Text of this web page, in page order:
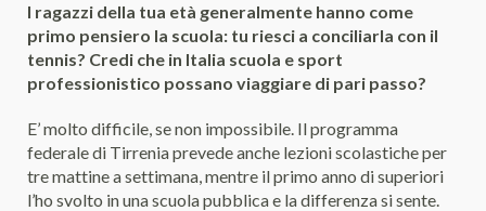
I ragazzi della tua età generalmente hanno come
primo pensiero la scuola: tu riesci a conciliarla con il
tennis? Credi che in Italia scuola e sport
professionistico possano viaggiare di pari passo?
E’ molto difficile, se non impossibile. Il programma
federale di Tirrenia prevede anche lezioni scolastiche per
tre mattine a settimana, mentre il primo anno di superiori
l’ho svolto in una scuola pubblica e la differenza si sente.